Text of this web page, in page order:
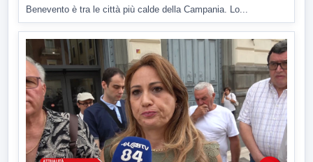
Benevento è tra le città più calde della Campania. Lo...